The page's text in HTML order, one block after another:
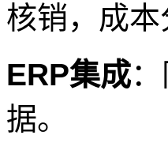
核销，成本
ERP集成
据。